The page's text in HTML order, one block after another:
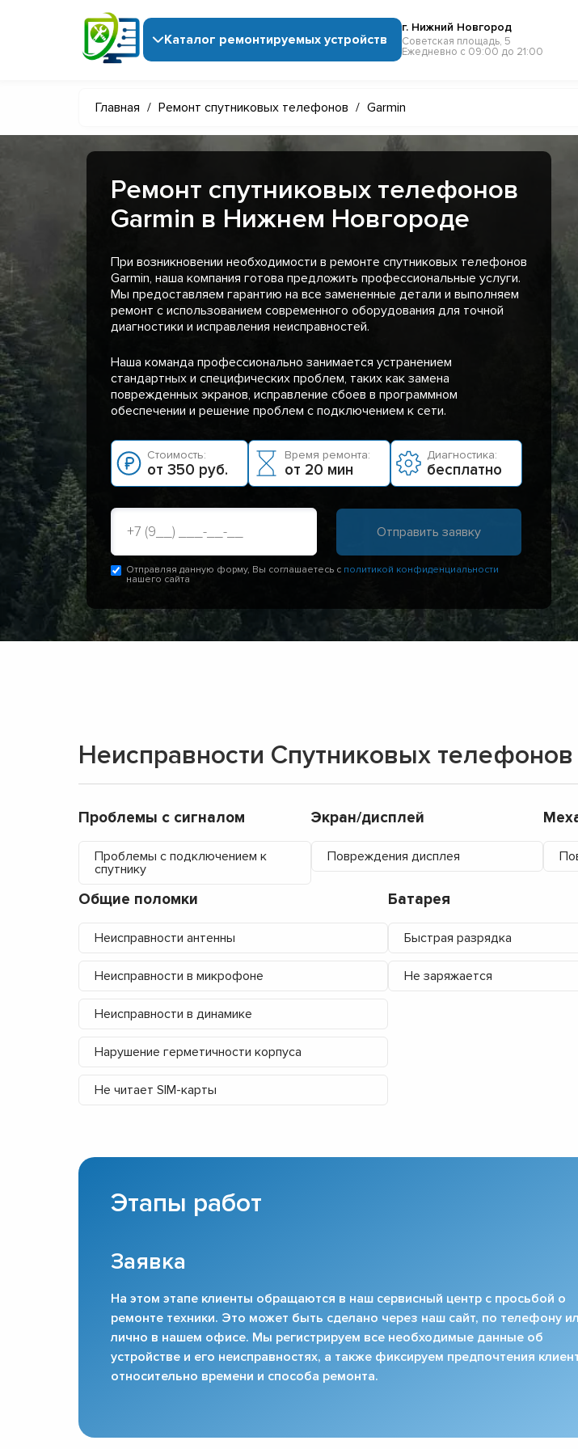
Каталог ремонтируемых устройств
г. Нижний Новгород
Советская площадь, 5
Ежедневно с 09:00 до 21:00
Главная / Ремонт спутниковых телефонов / Garmin
Ремонт спутниковых телефонов
Garmin в Нижнем Новгороде
При возникновении необходимости в ремонте спутниковых телефонов
Garmin, наша компания готова предложить профессиональные услуги.
Мы предоставляем гарантию на все замененные детали и выполняем
ремонт с использованием современного оборудования для точной
диагностики и исправления неисправностей.
Наша команда профессионально занимается устранением
стандартных и специфических проблем, таких как замена
поврежденных экранов, исправление сбоев в программном
обеспечении и решение проблем с подключением к сети.
Стоимость:
от 350 руб.
Время ремонта:
от 20 мин
Диагностика:
бесплатно
Отправляя данную форму, Вы соглашаетесь с политикой конфиденциальности
нашего сайта
Неисправности Спутниковых телефонов
Проблемы с сигналом
Проблемы с подключением к
спутнику
Экран/дисплей
Повреждения дисплея
Общие поломки
Неисправности антенны
Неисправности в микрофоне
Неисправности в динамике
Нарушение герметичности корпуса
Не читает SIM-карты
Батарея
Быстрая разрядка
Не заряжается
Этапы работ
Заявка
На этом этапе клиенты обращаются в наш сервисный центр с просьбой о
ремонте техники. Это может быть сделано через наш сайт, по телефону
лично в нашем офисе. Мы регистрируем все необходимые данные об
устройстве и его неисправностях, а также фиксируем предпочтения
относительно времени и способа ремонта.
▼